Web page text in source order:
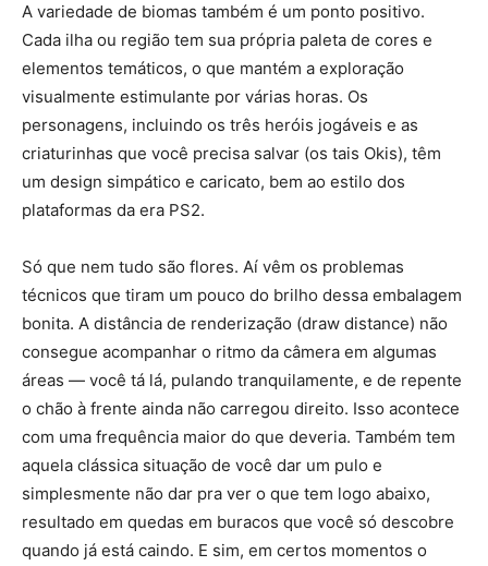
A variedade de biomas também é um ponto positivo.
Cada ilha ou região tem sua própria paleta de cores e
elementos temáticos, o que mantém a exploração
visualmente estimulante por várias horas. Os
personagens, incluindo os três heróis jogáveis e as
criaturinhas que você precisa salvar (os tais Okis), têm
um design simpático e caricato, bem ao estilo dos
plataformas da era PS2.
Só que nem tudo são flores. Aí vêm os problemas
técnicos que tiram um pouco do brilho dessa embalagem
bonita. A distância de renderização (draw distance) não
consegue acompanhar o ritmo da câmera em algumas
áreas — você tá lá, pulando tranquilamente, e de repente
o chão à frente ainda não carregou direito. Isso acontece
com uma frequência maior do que deveria. Também tem
aquela clássica situação de você dar um pulo e
simplesmente não dar pra ver o que tem logo abaixo,
resultado em quedas em buracos que você só descobre
quando já está caindo. E sim, em certos momentos o